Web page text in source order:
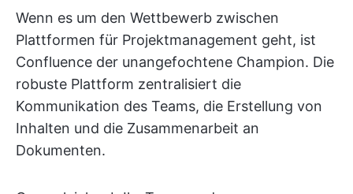
Wenn es um den Wettbewerb zwischen
Plattformen für Projektmanagement geht, ist
Confluence der unangefochtene Champion. Die
robuste Plattform zentralisiert die
Kommunikation des Teams, die Erstellung von
Inhalten und die Zusammenarbeit an
Dokumenten.